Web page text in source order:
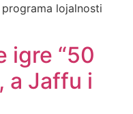
programa lojalnosti
igre “50
a Jaffu i